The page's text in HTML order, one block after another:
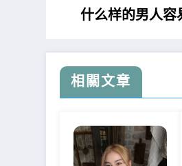
什么样的男人容
相關文章